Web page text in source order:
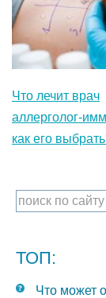
Что лечит врач
аллерголог-
как его
ТОП:
Что может